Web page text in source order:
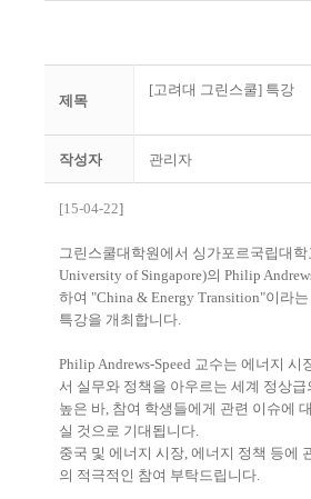
제목
[고려대 그린스쿨] 특강
작성자 관리자
[15-04-22]
그린스쿨대학원에서 싱가포르국립대학
University of Singapore)의 Philip
하여 "China & Energy Transition"이라
특강을 개최합니다.
Philip Andrews-Speed 교수는 에너지 시
서 실무와 정책을 아우르는 세계 정상급
높은 바, 참여 학생들에게 관련 이슈에
실 것으로 기대됩니다.
중국 및 에너지 시장, 에너지 정책 등에
의 적극적인 참여 부탁드립니다.